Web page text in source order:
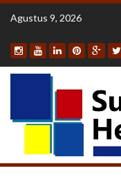
Skip
Agustus 9, 2026